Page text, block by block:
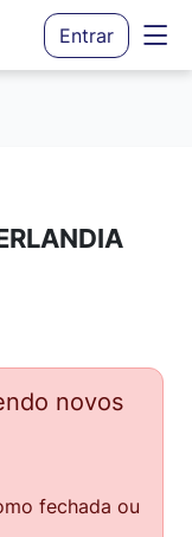
Entrar
novos
fechada ou